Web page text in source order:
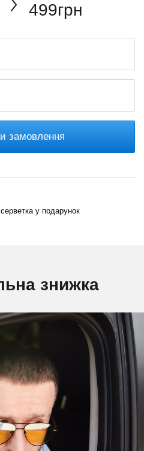
499грн
замовлення
у подарунок
знижка